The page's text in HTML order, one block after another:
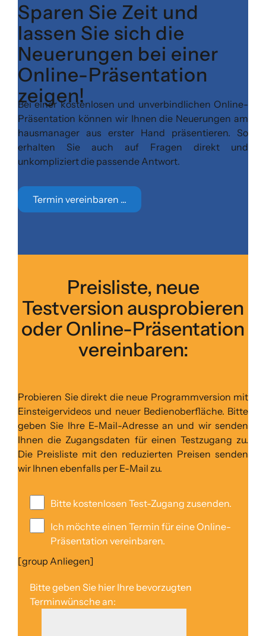
Sparen Sie Zeit und
lassen Sie sich die
Neuerungen bei einer
Online-Präsentation
zeigen!
Bei einer kostenlosen und unverbindlichen Online-
Präsentation können wir Ihnen die Neuerungen am
hausmanager aus erster Hand präsentieren. So
erhalten Sie auch auf Fragen direkt und
unkompliziert die passende Antwort.
Termin vereinbaren ...
Preisliste, neue
Testversion ausprobieren
oder Online-Präsentation
vereinbaren:
Probieren Sie direkt die neue Programmversion mit
Einsteigervideos und neuer Bedienoberfläche. Bitte
geben Sie Ihre E-Mail-Adresse an und wir senden
Ihnen die Zugangsdaten für einen Testzugang zu.
Die Preisliste mit den reduzierten Preisen senden
wir Ihnen ebenfalls per E-Mail zu.
Bitte kostenlosen Test-Zugang zusenden.
Ich möchte einen Termin für eine Online-
Präsentation vereinbaren.
[group Anliegen]
Bitte geben Sie hier Ihre bevorzugten
Terminwünsche an: